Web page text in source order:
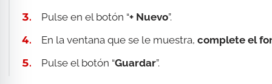
Pulse en el botón “+ Nuevo”.
En la ventana que se le muestra, complete el
Pulse el botón “Guardar”.